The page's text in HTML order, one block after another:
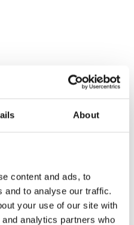
About
content and ads, to
and to analyse our traffic.
your use of our site with
analytics partners who